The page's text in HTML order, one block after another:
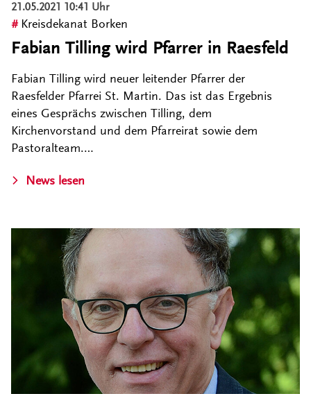
21.05.2021 10:41 Uhr
Kreisdekanat Borken
Fabian Tilling wird Pfarrer in Raesfeld
Fabian Tilling wird neuer leitender Pfarrer der
Raesfelder Pfarrei St. Martin. Das ist das Ergebnis
eines Gesprächs zwischen Tilling, dem
Kirchenvorstand und dem Pfarreirat sowie dem
Pastoralteam.…
News lesen